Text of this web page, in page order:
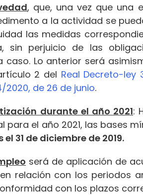
, que, una vez que una
a la actividad se
las medidas
sin perjuicio de las
caso. Lo anterior será
2 del Real Decreto-ley
2020, de 26 de junio.
durante el año 2021:
para el año 2021, las bases
31 de diciembre de 2019.
será de aplicación de
relación con los periodos
con los plazos